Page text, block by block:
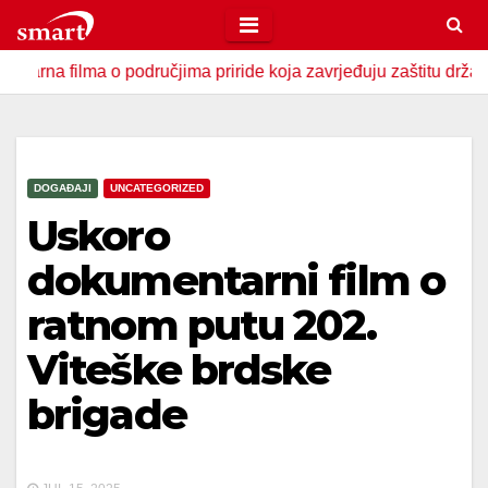
to
contento područjima priride koja zavrjeđuju zaštitu države
DOGAĐAJI UNCATEGORIZED
Uskoro
dokumentarni film o
ratnom putu 202.
Viteške brdske
brigade